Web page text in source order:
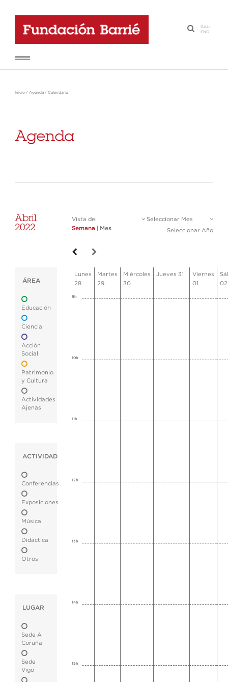
·
GAL-
ENG
Inicio / Agenda / Calendario
Agenda
Abril
2022
Vista de:
Semana
Mes
Seleccionar Mes
Seleccionar Año
ÁREA
Educación
Ciencia
Acción
Social
Patrimonio
y Cultura
Actividades
Ajenas
ACTIVIDAD
Conferencias
Exposiciones
Música
Didáctica
Otros
LUGAR
Sede A
Coruña
Sede
Vigo
Lunes
28
Martes
29
Miércoles
30
Jueves 31
Viernes
01
02
9h
10h
11h
12h
13h
14h
15h